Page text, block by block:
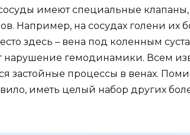
имеют специальные клапаны,
Например, на сосудах голени их
здесь – вена под коленным
гемодинамики. Всем
застойные процессы в венах.
иметь целый набор других